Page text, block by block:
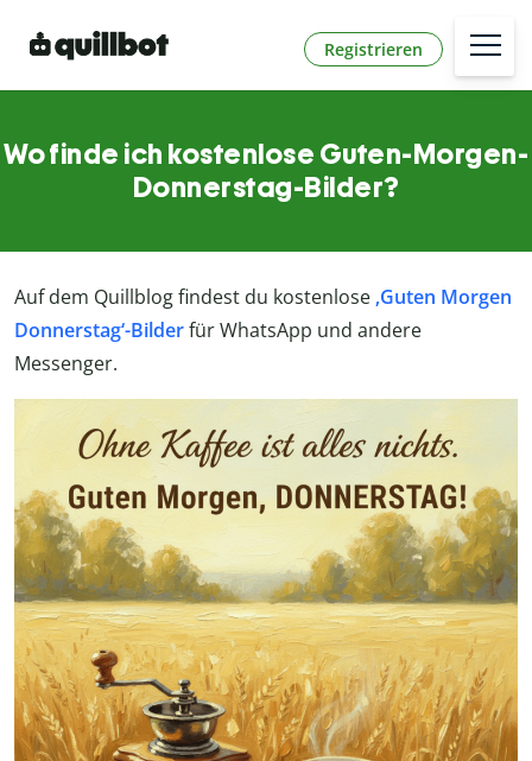
Registrieren
Wo finde ich kostenlose Guten-Morgen-
Donnerstag-Bilder?
Auf dem Quillblog findest du kostenlose ‚Guten Morgen
Donnerstag‘-Bilderfür WhatsApp und andere
Messenger.